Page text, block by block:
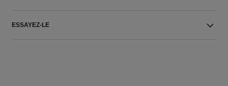
ESSAYEZ-LE